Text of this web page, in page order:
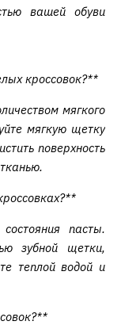
вашей обуви
кроссовок?**
мягкого
мягкую щетку
поверхность
пасты.
зубной щетки,
теплой водой и